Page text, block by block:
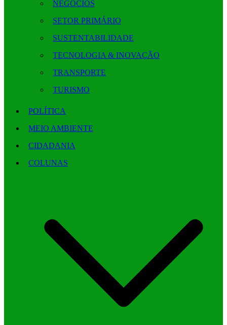
NEGÓCIOS
SETOR PRIMÁRIO
SUSTENTABILIDADE
TECNOLOGIA & INOVAÇÃO
TRANSPORTE
TURISMO
POLÍTICA
MEIO AMBIENTE
CIDADANIA
COLUNAS